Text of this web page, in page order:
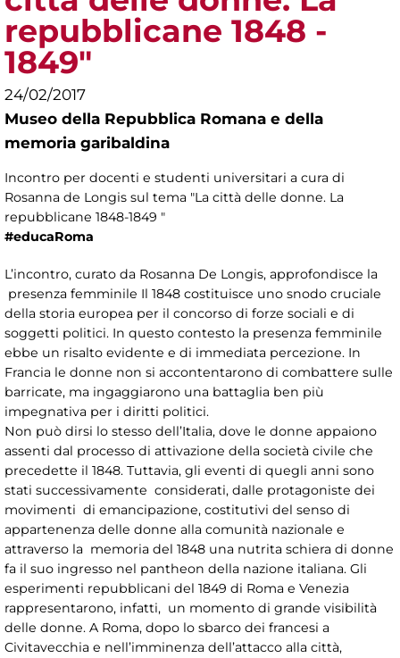
repubblicane 1848 -
1849"
24/02/2017
Museo della Repubblica Romana e della
memoria garibaldina
Incontro per docenti e studenti universitari a cura di
Rosanna de Longis sul tema "La città delle donne. La
repubblicane 1848-1849 "
#educaRoma
L’incontro, curato da Rosanna De Longis, approfondisce la
presenza femminile Il 1848 costituisce uno snodo cruciale
della storia europea per il concorso di forze sociali e di
soggetti politici. In questo contesto la presenza femminile
ebbe un risalto evidente e di immediata percezione. In
Francia le donne non si accontentarono di combattere sulle
barricate, ma ingaggiarono una battaglia ben più
impegnativa per i diritti politici.
Non può dirsi lo stesso dell’Italia, dove le donne appaiono
assenti dal processo di attivazione della società civile che
precedette il 1848. Tuttavia, gli eventi di quegli anni sono
stati successivamente considerati, dalle protagoniste dei
movimenti di emancipazione, costitutivi del senso di
appartenenza delle donne alla comunità nazionale e
attraverso la memoria del 1848 una nutrita schiera di donne
fa il suo ingresso nel pantheon della nazione italiana. Gli
esperimenti repubblicani del 1849 di Roma e Venezia
rappresentarono, infatti, un momento di grande visibilità
delle donne. A Roma, dopo lo sbarco dei francesi a
Civitavecchia e nell’imminenza dell’attacco alla città,